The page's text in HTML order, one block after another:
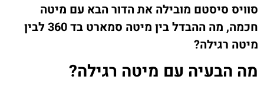
סוויס סיסטם מובילה את הדור הבא עם מיטה
חכמה, מה ההבדל בין מיטה סמארט בד 360 לבין
מיטה רגילה?
מה הבעיה עם מיטה רגילה?